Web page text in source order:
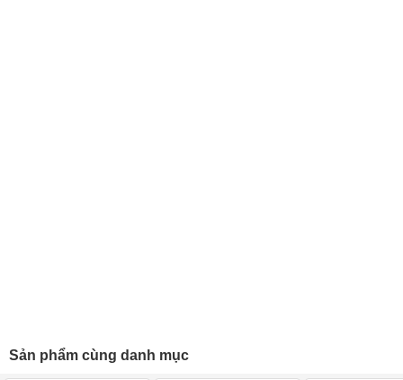
Sản phẩm cùng danh mục